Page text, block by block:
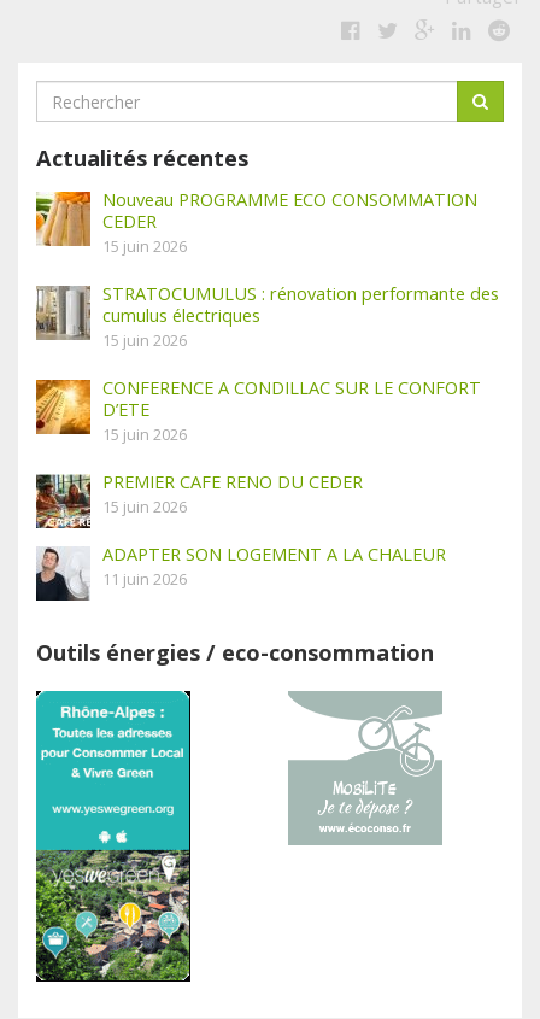
Actualités récentes
Nouveau PROGRAMME ECO CONSOMMATION
CEDER
15 juin 2026
STRATOCUMULUS : rénovation performante des
cumulus électriques
15 juin 2026
CONFERENCE A CONDILLAC SUR LE CONFORT
D’ETE
15 juin 2026
PREMIER CAFE RENO DU CEDER
15 juin 2026
ADAPTER SON LOGEMENT A LA CHALEUR
11 juin 2026
Outils énergies / eco-consommation